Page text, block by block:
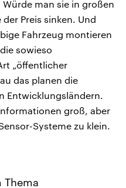
man sie in großen
Preis sinken. Und
Fahrzeug montieren
sowieso
„öffentlicher
das planen die
Entwicklungsländern.
groß, aber
Systeme zu klein.
Thema